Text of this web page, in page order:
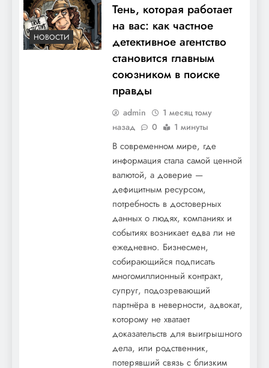
НОВОСТИ
Тень, которая работает
на вас: как частное
детективное агентство
становится главным
союзником в поиске
правды
admin
1 месяц тому
назад
0 1 минуты
В современном мире, где
информация стала самой ценной
валютой, а доверие —
дефицитным ресурсом,
потребность в достоверных
данных о людях, компаниях и
событиях возникает едва ли не
ежедневно. Бизнесмен,
собирающийся подписать
многомиллионный контракт,
супруг, подозревающий
партнёра в неверности, адвокат,
которому не хватает
доказательств для выигрышного
дела, или родственник,
потерявший связь с близким